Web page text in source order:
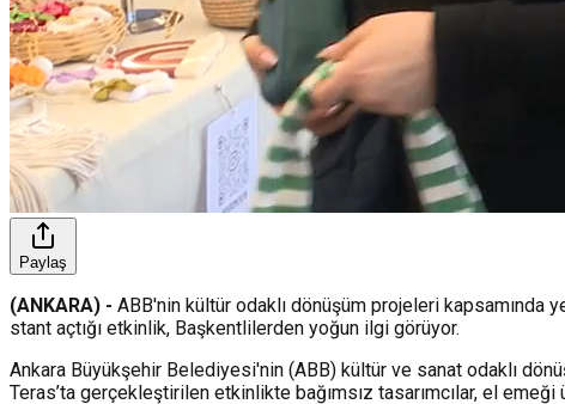
Paylaş
(ANKARA) - ABB'nin kültür odaklı dönüşüm projeleri kapsamında
stant açtığı etkinlik, Başkentlilerden yoğun ilgi görüyor.
Ankara Büyükşehir Belediyesi'nin (ABB) kültür ve sanat odaklı
Teras’ta gerçekleştirilen etkinlikte bağımsız tasarımcılar, el emeği